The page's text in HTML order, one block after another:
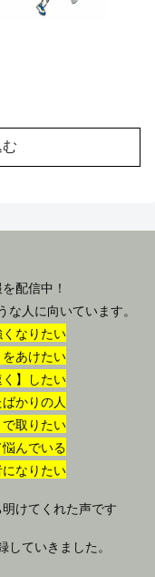
配信中！
な人に向いています。
なりたい
あけたい
】したい
かりの人
取りたい
んでいる
なりたい
けてくれた声です
ていきました。